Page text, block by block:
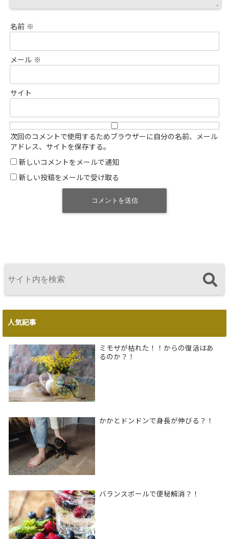
名前 ※
メール ※
サイト
次回のコメントで使用するためブラウザーに自分の名前、メール
アドレス、サイトを保存する。
新しいコメントをメールで通知
新しい投稿をメールで受け取る
人気記事
ミモザが枯れた！！からの復活はあ
るのか？！
かかとドンドンで身長が伸びる？！
バランスボールで便秘解消？！